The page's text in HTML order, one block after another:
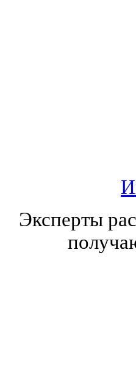
Эксперты